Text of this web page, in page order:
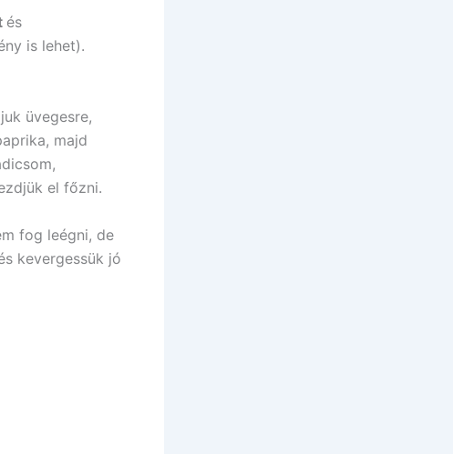
és
is lehet).
üvegesre,
majd
el főzni.
fog leégni, de
kevergessük jó